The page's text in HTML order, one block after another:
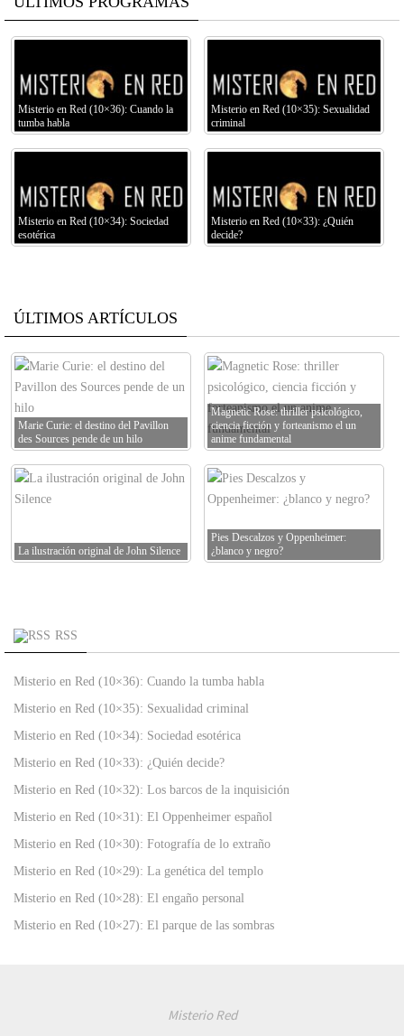
Misterio en Red (10×36): Cuando la
tumba habla
Misterio en Red (10×35): Sexualidad
criminal
Misterio en Red (10×34): Sociedad
esotérica
Misterio en Red (10×33): ¿Quién
decide?
ÚLTIMOS ARTÍCULOS
Marie Curie: el destino del Pavillon
des Sources pende de un hilo
Magnetic Rose: thriller psicológico,
ciencia ficción y forteanismo el un
anime fundamental
La ilustración original de John Silence
Pies Descalzos y Oppenheimer:
¿blanco y negro?
RSS
Misterio en Red (10×36): Cuando la tumba habla
Misterio en Red (10×35): Sexualidad criminal
Misterio en Red (10×34): Sociedad esotérica
Misterio en Red (10×33): ¿Quién decide?
Misterio en Red (10×32): Los barcos de la inquisición
Misterio en Red (10×31): El Oppenheimer español
Misterio en Red (10×30): Fotografía de lo extraño
Misterio en Red (10×29): La genética del templo
Misterio en Red (10×28): El engaño personal
Misterio en Red (10×27): El parque de las sombras
Misterio Red